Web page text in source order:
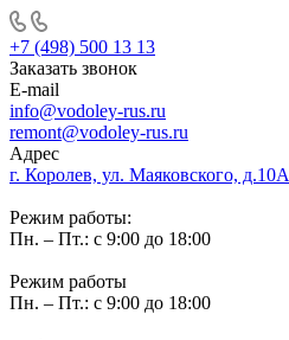
+7 (498) 500 13 13
Заказать звонок
E-mail
info@vodoley-rus.ru
remont@vodoley-rus.ru
Адрес
г. Королев, ул. Маяковского, д.10А
Режим работы:
Пн. – Пт.: с 9:00 до 18:00
Режим работы
Пн. – Пт.: с 9:00 до 18:00